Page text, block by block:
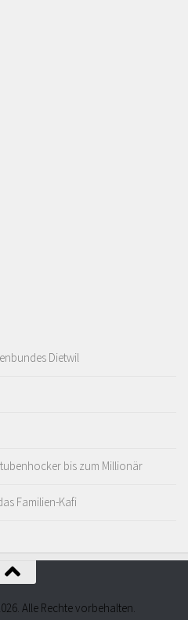
Dietwil
bis zum Millionär
Familien-Kafi
Alle Rechte vorbehalten.